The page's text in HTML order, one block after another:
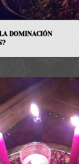
DOMINACIÓN